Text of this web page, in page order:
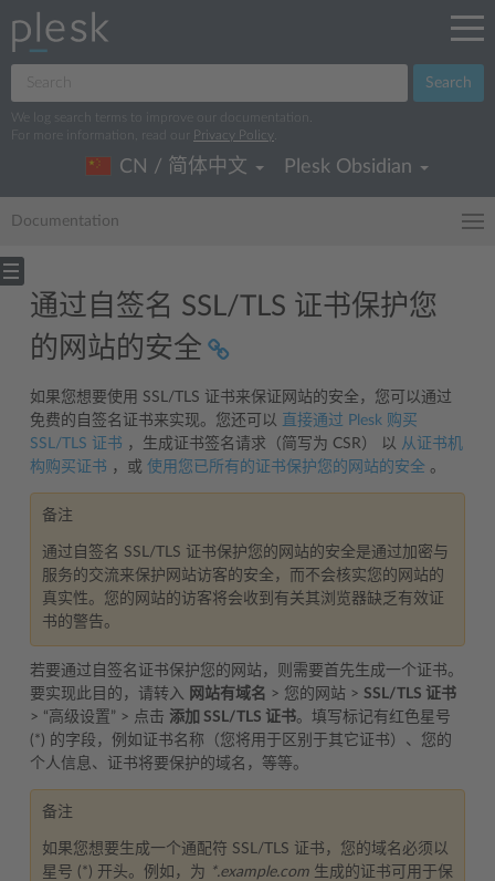
Search
We log search terms to improve our documentation.
For more information, read our
Privacy Policy
CN / 简体中文 Plesk Obsidian
Documentation
通过自签名 SSL/TLS 证书保护您
的网站的安全
如果您想要使用 SSL/TLS 证书来保证网站的安全，您可以通过
免费的自签名证书来实现。您还可以 直接通过 Plesk 购买
SSL/TLS 证书 ，生成证书签名请求（简写为 CSR） 以 从证书机
构购买证书 ，或 使用您已所有的证书保护您的网站的安全 。
备注
通过自签名 SSL/TLS 证书保护您的网站的安全是通过加密与
服务的交流来保护网站访客的安全，而不会核实您的网站的
真实性。您的网站的访客将会收到有关其浏览器缺乏有效证
书的警告。
若要通过自签名证书保护您的网站，则需要首先生成一个证书。
要实现此目的，请转入 网站有域名 > 您的网站 > SSL/TLS 证书
> “高级设置” > 点击 添加 SSL/TLS 证书。填写标记有红色星号
(*) 的字段，例如证书名称（您将用于区别于其它证书）、您的
个人信息、证书将要保护的域名，等等。
备注
如果您想要生成一个通配符 SSL/TLS 证书，您的域名必须以
星号 (*) 开头。例如，为 *.example.com 生成的证书可用于保